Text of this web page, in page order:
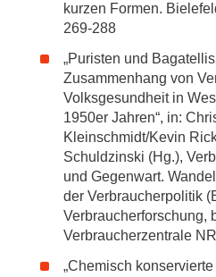
kurzen Formen.
269-288
„Puristen und
Zusammenhang von
Volksgesundheit in
1950er Jahren“, in:
Kleinschmidt/Kevin
Schuldzinski (Hg.),
und Gegenwart.
der Verbraucherpolitik
Verbraucherforschung,
Verbraucherzentrale
„Chemisch